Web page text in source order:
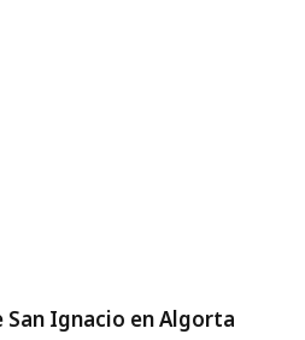
Ignacio en Algorta